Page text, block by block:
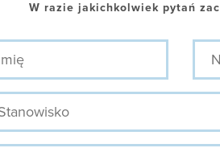
W razie jakichkolwiek pytań